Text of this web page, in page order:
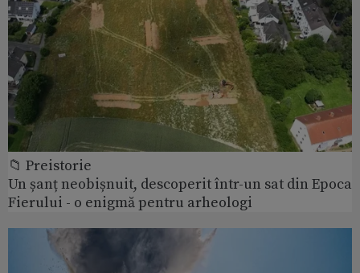
📁 Preistorie
Un șanț neobișnuit, descoperit într-un sat din Epoca
Fierului - o enigmă pentru arheologi